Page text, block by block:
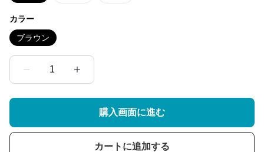
カラー
ブラウン
1
購入画面に進む
カートに追加する